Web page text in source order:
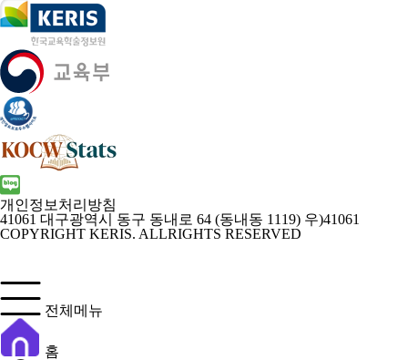
개인정보처리방침
41061 대구광역시 동구 동내로 64 (동내동 1119) 우)41061
COPYRIGHT KERIS. ALLRIGHTS RESERVED
전체메뉴
홈